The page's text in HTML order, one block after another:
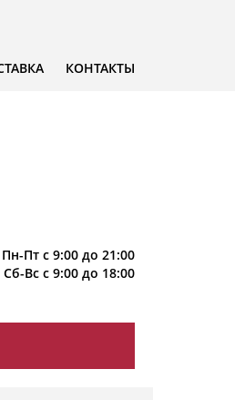
КОНТАКТЫ
Пт с 9:00 до 21:00
Сб-Вс с 9:00 до 18:00